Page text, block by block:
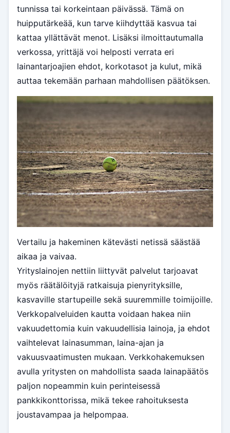
tunnissa tai korkeintaan päivässä. Tämä on
huipputärkeää, kun tarve kiihdyttää kasvua tai
kattaa yllättävät menot. Lisäksi ilmoittautumalla
verkossa, yrittäjä voi helposti verrata eri
lainantarjoajien ehdot, korkotasot ja kulut, mikä
auttaa tekemään parhaan mahdollisen päätöksen.
Vertailu ja hakeminen kätevästi netissä säästää
aikaa ja vaivaa.
Yrityslainojen nettiin liittyvät palvelut tarjoavat
myös räätälöityjä ratkaisuja pienyrityksille,
kasvaville startupeille sekä suuremmille toimijoille.
Verkkopalveluiden kautta voidaan hakea niin
vakuudettomia kuin vakuudellisia lainoja, ja ehdot
vaihtelevat lainasumman, laina-ajan ja
vakuusvaatimusten mukaan. Verkkohakemuksen
avulla yritysten on mahdollista saada lainapäätös
paljon nopeammin kuin perinteisessä
pankkikonttorissa, mikä tekee rahoituksesta
joustavampaa ja helpompaa.